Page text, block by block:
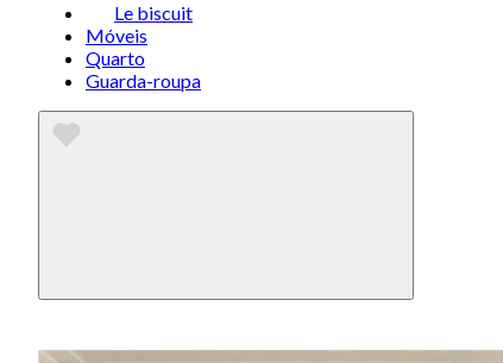
Le biscuit
Móveis
Quarto
Guarda-roupa